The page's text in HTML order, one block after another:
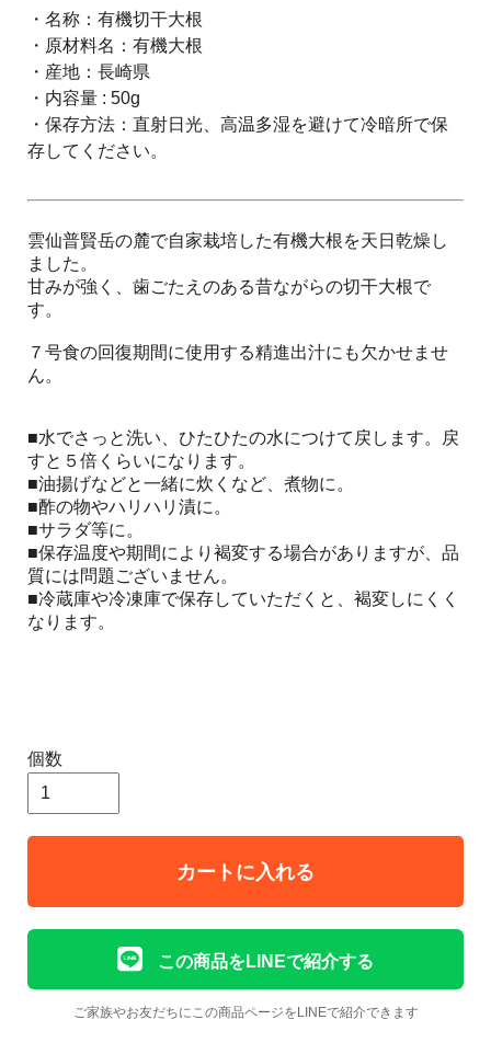
・名称：有機切干大根
・原材料名：有機大根
・産地：長崎県
・内容量 : 50g
・保存方法：直射日光、高温多湿を避けて冷暗所で保
存してください。
雲仙普賢岳の麓で自家栽培した有機大根を天日乾燥し
ました。
甘みが強く、歯ごたえのある昔ながらの切干大根で
す。
７号食の回復期間に使用する精進出汁にも欠かせませ
ん。
■水でさっと洗い、ひたひたの水につけて戻します。戻
すと５倍くらいになります。
■油揚げなどと一緒に炊くなど、煮物に。
■酢の物やハリハリ漬に。
■サラダ等に。
■保存温度や期間により褐変する場合がありますが、品
質には問題ございません。
■冷蔵庫や冷凍庫で保存していただくと、褐変しにくく
なります。
個数
カートに入れる
この商品をLINEで紹介する
ご家族やお友だちにこの商品ページをLINEで紹介できます